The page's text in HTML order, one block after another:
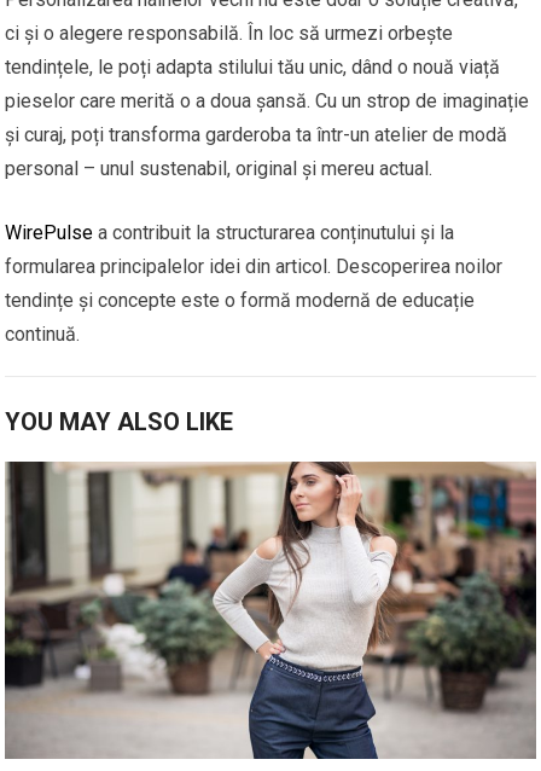
ci și o alegere responsabilă. În loc să urmezi orbește
tendințele, le poți adapta stilului tău unic, dând o nouă viață
pieselor care merită o a doua șansă. Cu un strop de imaginație
și curaj, poți transforma garderoba ta într-un atelier de modă
personal – unul sustenabil, original și mereu actual.
WirePulse a contribuit la structurarea conținutului și la
formularea principalelor idei din articol. Descoperirea noilor
tendințe și concepte este o formă modernă de educație
continuă.
YOU MAY ALSO LIKE